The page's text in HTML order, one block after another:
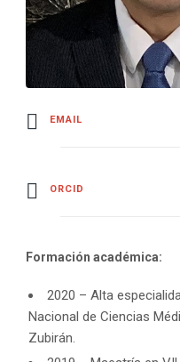
EMAIL
ORCID
Formación académica:
2020 – Alta
Nacional de Ciencias
Zubirán.